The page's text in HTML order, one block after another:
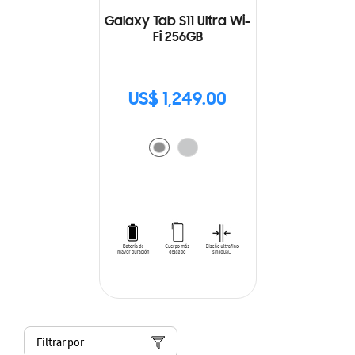
Galaxy Tab S11 Ultra Wi-
Fi 256GB
US$ 1,249.00
Filtrar por